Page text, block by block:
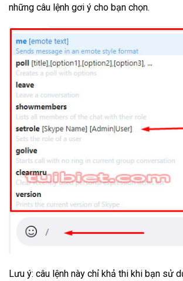
những câu lệnh gơi ý cho bạn chọn.
Lưu ý: câu lệnh này chỉ khả thi khi bạn sử